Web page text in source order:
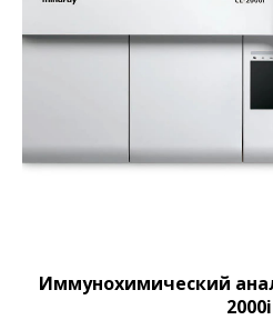
Иммунохимический
2000i